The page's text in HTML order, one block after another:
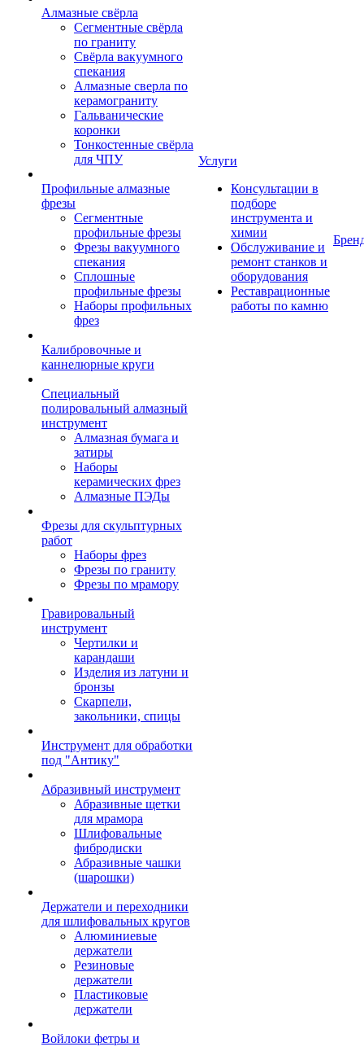
Алмазные свёрла
Сегментные свёрла
по граниту
Свёрла вакуумного
спекания
Алмазные сверла по
керамограниту
Гальванические
коронки
Тонкостенные свёрла
для ЧПУ
Профильные алмазные
фрезы
Сегментные
профильные фрезы
Фрезы вакуумного
спекания
Сплошные
профильные фрезы
Наборы профильных
фрез
Калибровочные и
каннелюрные круги
Специальный
полировальный алмазный
инструмент
Алмазная бумага и
затиры
Наборы
керамических фрез
Алмазные ПЭДы
Фрезы для скульптурных
работ
Наборы фрез
Фрезы по граниту
Фрезы по мрамору
Гравировальный
инструмент
Чертилки и
карандаши
Изделия из латуни и
бронзы
Скарпели,
закольники, спицы
Инструмент для обработки
под "Антику"
Абразивный инструмент
Абразивные щетки
для мрамора
Шлифовальные
фибродиски
Абразивные чашки
(шарошки)
Держатели и переходники
для шлифовальных кругов
Алюминиевые
держатели
Резиновые
держатели
Пластиковые
держатели
Войлоки фетры и
Услуги
Консультации в
подборе
инструмента и
химии
Обслуживание и
ремонт станков и
оборудования
Реставрационные
работы по камню